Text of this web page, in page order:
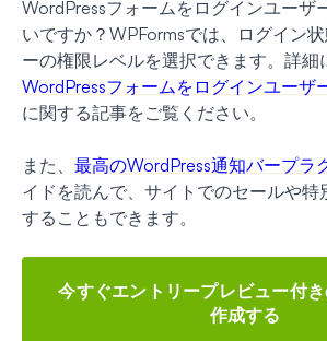
WordPressフォームをログインユーザ
いですか？WPFormsでは、ログイン
ーの権限レベルを選択できます。詳細
WordPressフォームをログインユーザ
に関する記事をご覧ください。
また、 最高のWordPress通知バープラ
イドを読んで、サイトでのセールや特
することもできます。
今すぐエントリープレビュー付
作成する